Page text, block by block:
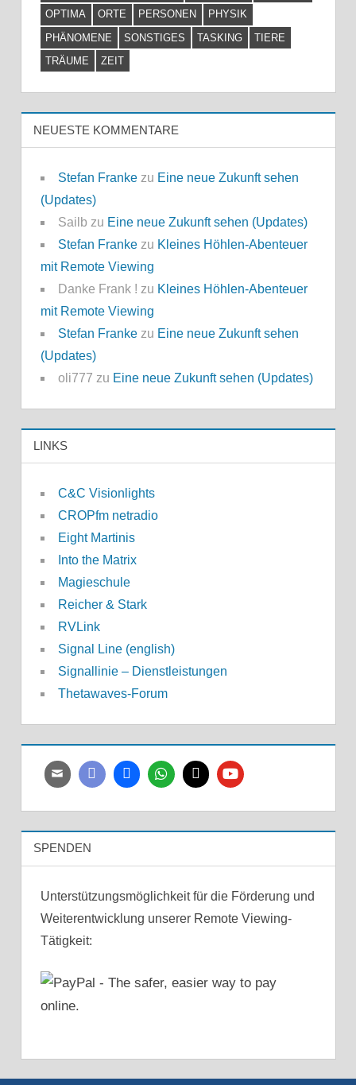
OPTIMA
ORTE PERSONEN
PHYSIK
PHÄNOMENE
SONSTIGES TASKING
TIERE
TRÄUME
ZEIT
NEUESTE KOMMENTARE
Stefan Frankezu Eine neue Zukunft sehen
(Updates)
Sailb zu Eine neue Zukunft sehen (Updates)
Stefan Frankezu Kleines Höhlen-Abenteuer
mit Remote Viewing
Danke Frank ! zu Kleines Höhlen-Abenteuer
mit Remote Viewing
Stefan Frankezu Eine neue Zukunft sehen
(Updates)
oli777 zu Eine neue Zukunft sehen (Updates)
LINKS
C&C Visionlights
CROPfm netradio
Eight Martinis
Into the Matrix
Magieschule
Reicher & Stark
RVLink
Signal Line (english)
Signallinie – Dienstleistungen
Thetawaves-Forum
SPENDEN
Unterstützungsmöglichkeit für die Förderung und
Weiterentwicklung unserer Remote Viewing-
Tätigkeit: